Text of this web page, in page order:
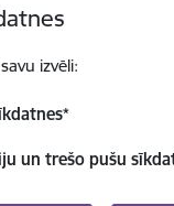
izvēli:
*
un trešo pušu